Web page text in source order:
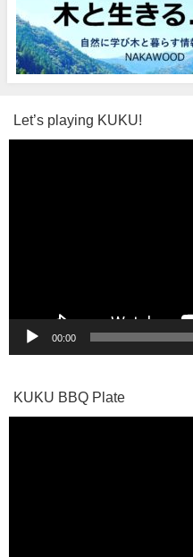
Let’s playing KUKU!
00:00
KUKU BBQ Plate